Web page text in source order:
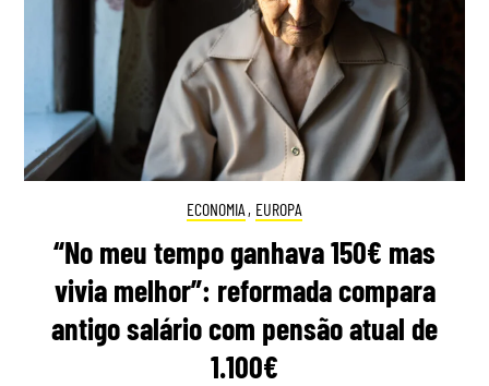
ECONOMIA , EUROPA
“No meu tempo ganhava 150€ mas
vivia melhor”: reformada compara
antigo salário com pensão atual de
1.100€